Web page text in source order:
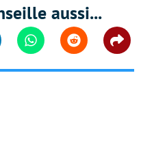
aussi...
WhatsappReddit